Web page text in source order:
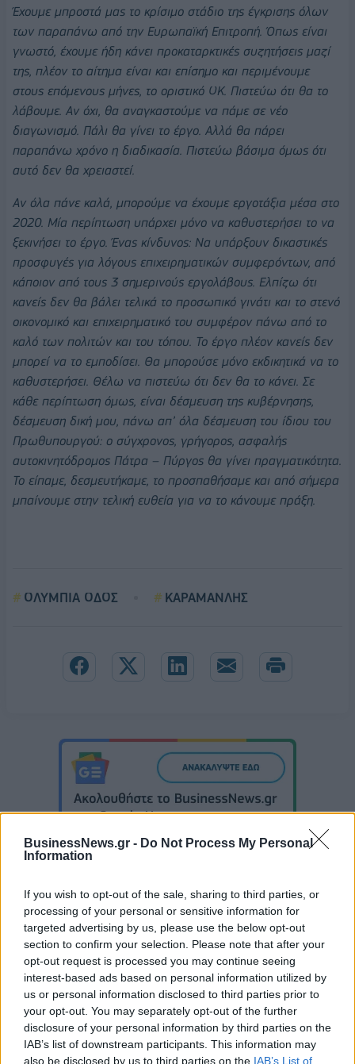
BusinessNews.gr - Do Not Process My Personal
Information
If you wish to opt-out of the sale, sharing to third parties, or
processing of your personal or sensitive information for
targeted advertising by us, please use the below opt-out
section to confirm your selection. Please note that after your
opt-out request is processed you may continue seeing
interest-based ads based on personal information utilized by
us or personal information disclosed to third parties prior to
your opt-out. You may separately opt-out of the further
disclosure of your personal information by third parties on the
IAB’s list of downstream participants. This information may
also be disclosed by us to third parties on the IAB’s List of
Έχουμε μπροστά μας το κρίσιμο στάδιο της έγκρισης όλων
των παραπάνω από την Ευρωπαϊκή Επιτροπή. Όπως είναι
γνωστό, έχουμε ήδη κάνει προκαταρκτικές συζητήσεις μαζί
της, πλέον το αίτημα είναι και επίσημο και περιμένουμε
στους επόμενους μήνες, το οριστικό ΟΚ. Πιστεύω ότι θα το
λάβουμε. Αν όχι, θα αναγκαστούμε να πάμε σε νέο
διαγωνισμό. Πάλι θα γίνει το έργο. Αλλά θα πάρει
παραπάνω χρόνο η διαδικασία. Πιστεύω βάσιμα όμως ότι
αυτό δεν θα χρειαστεί.
Αν όλα πάνε καλά, μπορούμε να έχουμε εργοτάξια μέσα στο
2020. Μία περίπτωση υπάρχει μόνο να καθυστερήσει το να
ξεκινήσει το έργο. Ένας κίνδυνος: Να υπάρξουν δικαστικές
προσφυγές για λόγους επιχειρηματικών συμφερόντων, από
κάποιον από τους 3 σημερινούς εργολάβους. Ελπίζω ότι
κανείς δεν θα βάλει τελικά το προσωπικό γινάτι και το στενό
οικονομικό και επιχειρηματικό του συμφέρον πάνω από το
καλό των πολιτών και του τόπου. Το έργο πλέον κανείς δεν
μπορεί να το εμποδίσει. Θα μπορούσε μόνο εκδικητικά να το
καθυστερήσει. Θέλω να πιστεύω ότι δεν θα το κάνει. Σε
κάθε περίπτωση όμως, είναι δέσμευση της κυβέρνησης,
δέσμευση δική μου, πάνω απ’ όλα δέσμευση του ίδιου του
Πρωθυπουργού: ο σύγχρονος, γρήγορος, ασφαλής
αυτοκινητόδρομος Πάτρα – Πύργος θα γίνει πραγματικότητα.
Το είπαμε, δεσμευτήκαμε, το προσπαθήσαμε και από σήμερα
μπαίνουμε στην τελική ευθεία για να το κάνουμε πράξη.
ΟΛΥΜΠΙΑ ΟΔΟΣ ΚΑΡΑΜΑΝΛΗΣ
Στους Ντένβερ Νάγκετς ο Λόνι Γουόκερ
Εθνική Νεανίδων: Στις 21:00
της Παρασκευής ο
προημιτελικός με τη Λιθουανία
Evergood: Άγγιξε τα 300 εκατ. ο
τζίρος- Στα 10 εκατ. ευρώ το
τίμημα για το 60% του
Jackaroo